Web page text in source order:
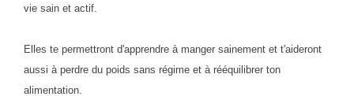
vie sain et actif.
Elles te permettront d'apprendre à manger sainement et t'aideront
aussi à perdre du poids sans régime et à rééquilibrer ton
alimentation.